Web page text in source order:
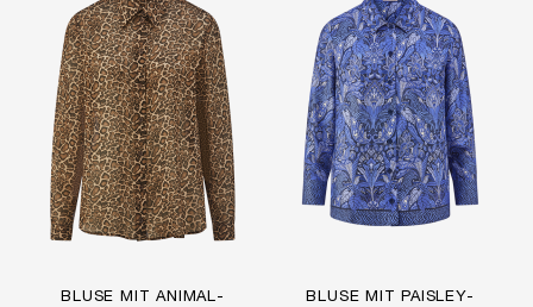
BLUSE MIT ANIMAL-
BLUSE MIT PAISLEY-